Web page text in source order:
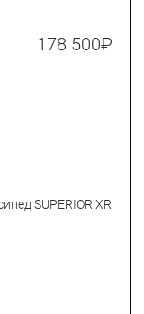
178 500₽